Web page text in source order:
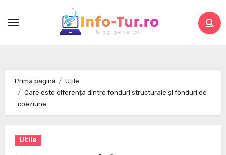
Prima pagină
Utile
Care este diferența dintre fonduri structurale și fonduri de
coeziune
Utile